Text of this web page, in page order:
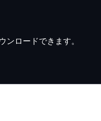
ロードできます。